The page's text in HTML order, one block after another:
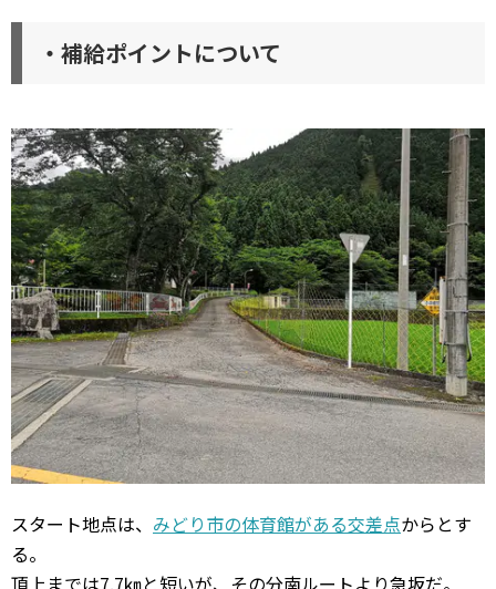
・補給ポイントについて
スタート地点は、 みどり市の体育館がある交差点からとす
る。
頂上までは7.7㎞と短いが、その分南ルートより急坂だ。